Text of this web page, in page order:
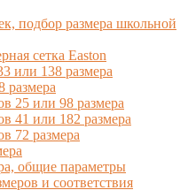
подбор размера школьной
сетка Easton
или 138 размера
размера
25 или 98 размера
41 или 182 размера
72 размера
общие параметры
и соответствия